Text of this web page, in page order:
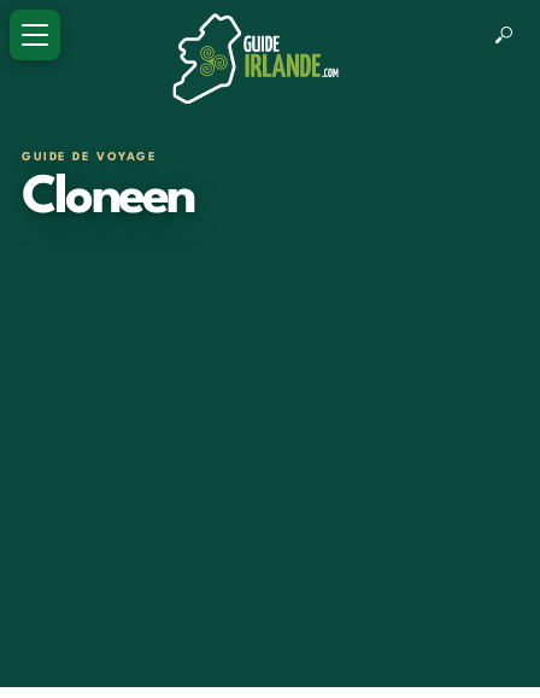
GUIDE DE VOYAGE
Cloneen